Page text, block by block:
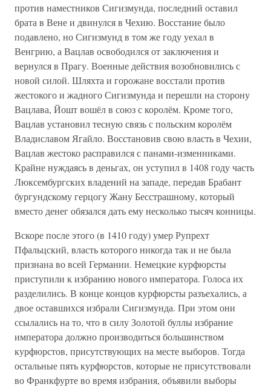
против наместников Сигизмунда, последний оставил
брата в Вене и двинулся в Чехию. Восстание было
подавлено, но Сигизмунд в том же году уехал в
Венгрию, а Вацлав освободился от заключения и
вернулся в Прагу. Военные действия возобновились с
новой силой. Шляхта и горожане восстали против
жестокого и жадного Сигизмунда и перешли на сторону
Вацлава, Йошт вошёл в союз с королём. Кроме того,
Вацлав установил тесную связь с польским королём
Владиславом Ягайло. Восстановив свою власть в Чехии,
Вацлав жестоко расправился с панами-изменниками.
Крайне нуждаясь в деньгах, он уступил в 1408 году часть
Люксембургских владений на западе, передав Брабант
бургундскому герцогу Жану Бесстрашному, который
вместо денег обязался дать ему несколько тысяч конницы.
Вскоре после этого (в 1410 году) умер Рупрехт
Пфальцский, власть которого никогда так и не была
признана во всей Германии. Немецкие курфюрсты
приступили к избранию нового императора. Голоса их
разделились. В конце концов курфюрсты разъехались, а
двое оставшихся избрали Сигизмунда. При этом они
ссылались на то, что в силу Золотой буллы избрание
императора должно производиться большинством
курфюрстов, присутствующих на месте выборов. Тогда
остальные пять курфюрстов, которые не присутствовали
во Франкфурте во время избрания, объявили выборы